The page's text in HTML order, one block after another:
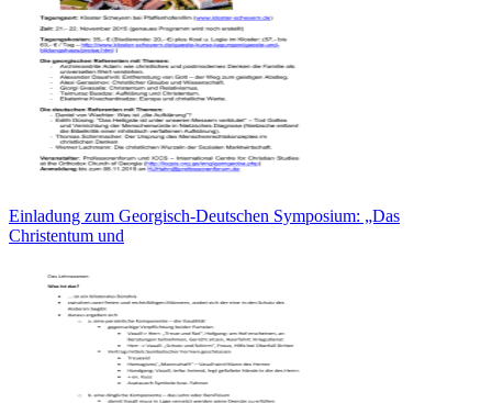
Einladung zum Georgisch-Deutschen Symposium: „Das
Christentum und